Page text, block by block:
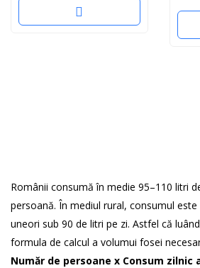
Românii consumă în medie 95–110 litri
persoană. În mediul rural, consumul
uneori sub 90 de litri pe zi. Astfel că
formula de calcul a volumui fosei
Număr de persoane x Consum zilnic